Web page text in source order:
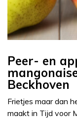
Peer- en
Beckhoven
Frietjes maar dan
maakt in Tijd voor